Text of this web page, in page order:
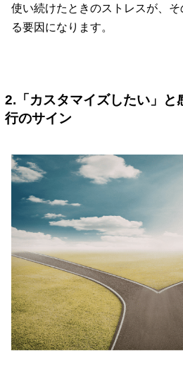
使い続けたときのストレスが、
る要因になります。
2.「カスタマイズしたい」と
行のサイン